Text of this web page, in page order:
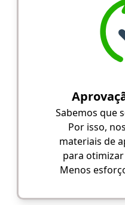
Sabemos que
Por isso,
materiais de
para
Menos